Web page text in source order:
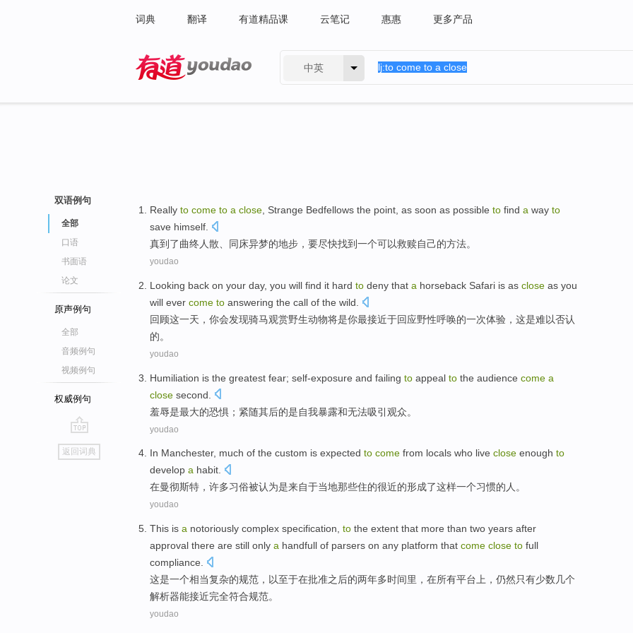
词典 翻译 有道精品课 云笔记 惠惠 更多产品
中英
双语例句
全部
口语
书面语
论文
原声例句
全部
音频例句
视频例句
权威例句
go
top
返回词典
Really to come to a close Strange Bedfellows the point, as soon as possible to find a way to
save himself
真到了曲终人散、 同床异梦的地步，要尽快找到一个可以救赎自己的方法。
youdao
Looking back on your day, you will find it hard to deny that a horseback Safari is as close as you
will ever come to answering the call of the wild.
回顾这一天 ， 你会发现骑马观赏野生动物将是你最接近于回应野性呼唤的一次体验，这是难以否认
的。
youdao
Humiliation is the greatest fear; self-exposure and failing to appeal to the audience come a
close second.
羞辱是最大的恐惧 ；紧随其后的是自我暴露和无法吸引观众。
youdao
In Manchester, much of the custom is expected to come from locals who live close enough to
develop a habit.
在曼彻斯特 ， 许多习俗被认为是来自于当地那些住的很近的形成了这样一个习惯的人。
youdao
This is a notoriously complex specification to the extent that more than two years after
approval there are still only a handfull of parsers on any platform that come close to full
compliance
这是一个相当复杂的规范 ， 以至于在批准之后的两年多时间里， 在所有平台上 ， 仍然只有少数 几个
解析器能接近完全符合规范。
youdao